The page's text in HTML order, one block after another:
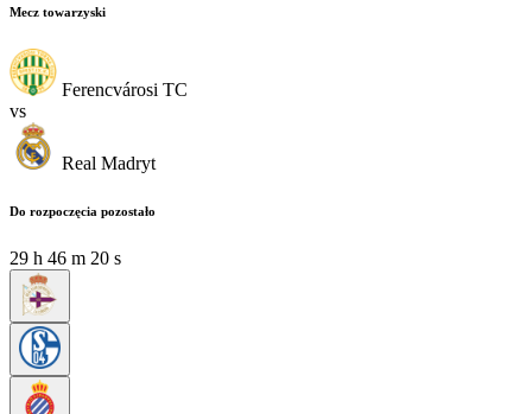
Mecz towarzyski
Ferencvárosi TC
vs
Real Madryt
Do rozpoczęcia pozostało
29 h 46 m 18 s